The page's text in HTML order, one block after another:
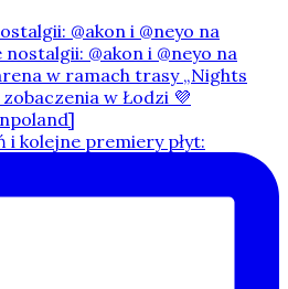
@akon i @neyo na
i kolejne premiery płyt: